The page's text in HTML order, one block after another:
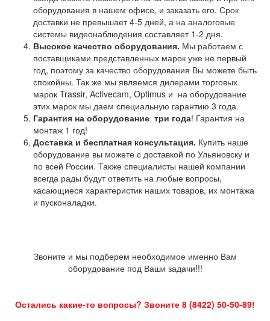
оборудования в нашем офисе, и заказать его. Срок
доставки не превышает 4-5 дней, а на аналоговые
системы видеонаблюдения составляет 1-2 дня.
Высокое качество оборудования. Мы работаем с
поставщиками представленных марок уже не первый
год, поэтому за качество оборудования Вы можете быть
спокойны. Так же мы являемся дилерами торговых
марок Trassir, Activecam, Optimus и на оборудование
этих марок мы даем специальную гарантию 3 года.
Гарантия на оборудование три года! Гарантия на
монтаж 1 год!
Доставка и бесплатная консультация. Купить наше
оборудование вы можете с доставкой по Ульяновску и
по всей России. Также специалисты нашей компании
всегда рады будут ответить на любые вопросы,
касающиеся характеристик наших товаров, их монтажа
и пусконаладки.
Звоните и мы подберем необходимое именно Вам
оборудование под Ваши задачи!!!
Остались какие-то вопросы? Звоните 8 (8422) 50-50-89!